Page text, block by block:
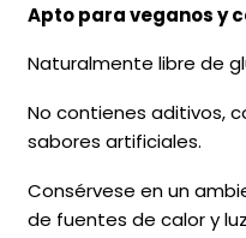
Apto para veganos y
Naturalmente libre de
No contienes aditivos,
sabores artificiales.
Consérvese en un
de fuentes de calor y